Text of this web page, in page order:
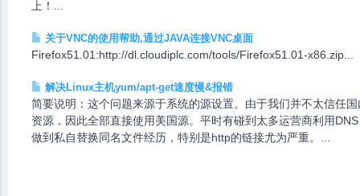
上！...
关于VNC的使用帮助,通过JAVA连接VNC桌面
Firefox51.01:http://dl.cloudiplc.com/tools/Firefox51.01-x86.zip...
解决Linux主机yum/apt-get速度慢&报错
简要说明：这个问题来源于系统的源设置。由于我们并不太信任国
资源，因此全部直接使用美国源。平时有碰到太多运营商利用
做到私自替换同名文件经历，特别是http的链接尤为严重。...